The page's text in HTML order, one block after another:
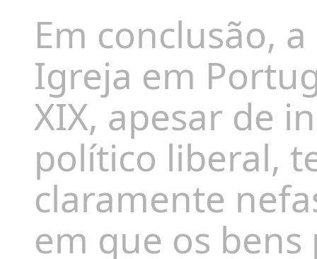
Em conclusão,
Igreja em
XIX, apesar de
político liberal,
claramente
em que os